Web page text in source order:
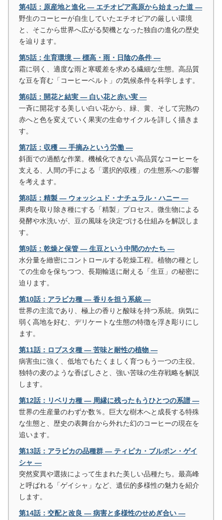
第4話：原産地と進化 ― エチオピア高原から始まった道 ―
野生のコーヒーが自生していたエチオピアの厳しい環境
と、そこから世界へ広がる契機となった独自の進化の歴史
を辿ります。
第5話：生育環境 ― 標高・雨・日陰の条件 ―
霜に弱く、適度な雨と寒暖差を求める繊細な生態。高品質
な豆を育む「コーヒーベルト」の気候条件を科学します。
第6話：開花と結実 ― 白い花と赤い実 ―
一斉に開花する美しい白い花から、緑、黄、そして完熟の
赤へと色を変えていく果実の生命サイクルを詳しく描きま
す。
第7話：収穫 ― 手摘みという労働 ―
斜面での過酷な作業。機械化できない高品質なコーヒーを
支える、人間の手による「選択的収穫」の生態系への影響
を考えます。
第8話：精製 ― ウォッシュド・ナチュラル・ハニー ―
果肉を取り除き種にする「精製」プロセス。微生物による
発酵や水洗いが、豆の風味を決定づける仕組みを解説しま
す。
第9話：乾燥と保管 ― 生豆という中間のかたち ―
水分量を緻密にコントロールする乾燥工程。植物の種とし
ての生命を保ちつつ、長期輸送に耐える「生豆」の秘密に
迫ります。
第10話：アラビカ種 ― 香りを担う系統 ―
世界の主流であり、極上の香りと酸味を持つ系統。病気に
弱く高地を好む、デリケートな生態の特徴を浮き彫りにし
ます。
第11話：ロブスタ種 ― 苦味と耐性の植物 ―
病害虫に強く、低地でもたくましく育つもう一つの主役。
独特の麦のような香ばしさと、強い苦味の生存戦略を解説
します。
第12話：リベリカ種 ― 周縁に残ったもうひとつの系譜 ―
世界の生産量のわずか数％。巨大な樹木へと成長する特殊
な生態と、歴史の表舞台から外れた幻のコーヒーの現在を
追います。
第13話：アラビカの品種群 ― ティピカ・ブルボン・ゲイ
シャ ―
突然変異や選抜によって生まれた美しい品種たち。最高峰
と呼ばれる「ゲイシャ」など、遺伝的多様性の魅力を紹介
します。
第14話：交配と改良 ― 病害と多様性のせめぎ合い ―